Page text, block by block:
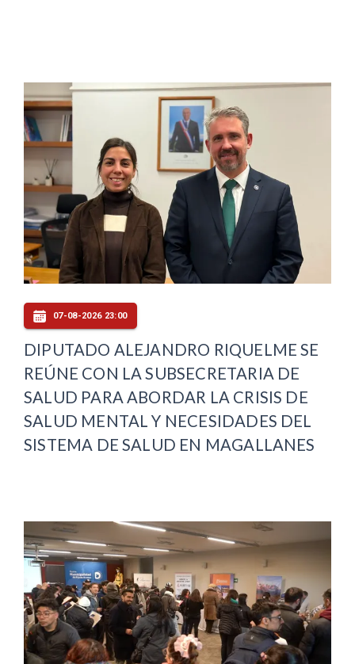
07-08-2026 23:00
DIPUTADO ALEJANDRO RIQUELME SE
REÚNE CON LA SUBSECRETARIA DE
SALUD PARA ABORDAR LA CRISIS DE
SALUD MENTAL Y NECESIDADES DEL
SISTEMA DE SALUD EN MAGALLANES